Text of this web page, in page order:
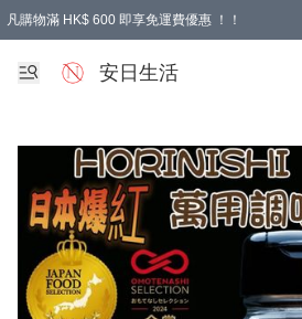
凡購物滿 HK$ 600 即享免運費優惠 ！！
安日生活